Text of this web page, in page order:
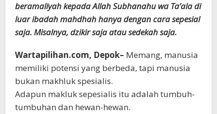
beramaliyah kepada Allah Subhanahu wa Ta’ala di
luar ibadah mahdhah hanya dengan cara sepesial
saja. Misalnya, dzikir saja atau sedekah saja.
Wartapilihan.com, Depok– Memang, manusia
memiliki potensi yang berbeda, tapi manusia
bukan makhluk spesialis.
Adapun makluk sepesialis itu adalah tumbuh-
tumbuhan dan hewan-hewan.